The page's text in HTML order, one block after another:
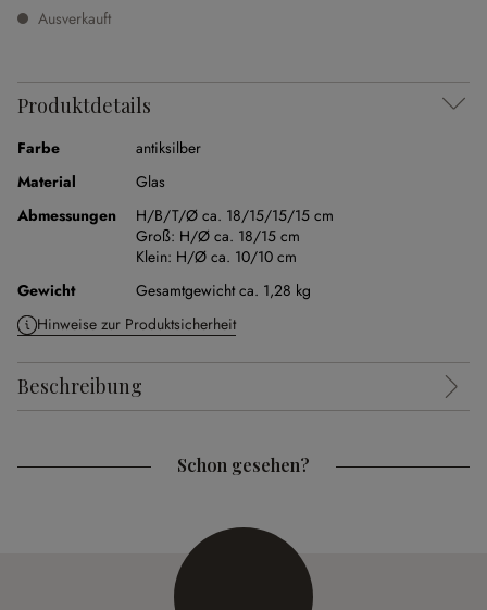
Ausverkauft
Produktdetails
Farbe
antiksilber
Material
Glas
Abmessungen
H/B/T/Ø ca. 18/15/15/15 cm
Groß: H/Ø ca. 18/15 cm
Klein: H/Ø ca. 10/10 cm
Gewicht
Gesamtgewicht ca. 1,28 kg
Hinweise zur Produktsicherheit
Beschreibung
Schon gesehen?